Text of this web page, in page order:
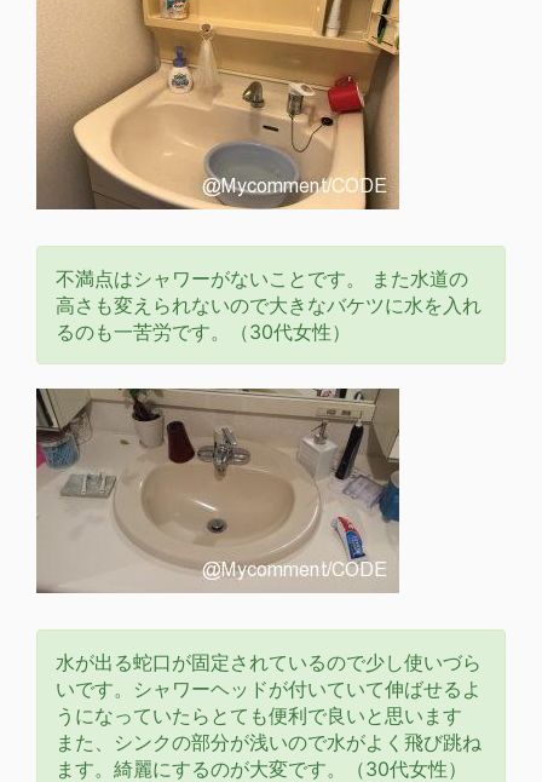
不満点はシャワーがないことです。 また水道の
高さも変えられないので大きなバケツに水を入れ
るのも一苦労です。（30代女性）
水が出る蛇口が固定されているので少し使いづら
いです。シャワーヘッドが付いていて伸ばせるよ
うになっていたらとても便利で良いと思います
また、シンクの部分が浅いので水がよく飛び跳ね
ます。綺麗にするのが大変です。（30代女性）